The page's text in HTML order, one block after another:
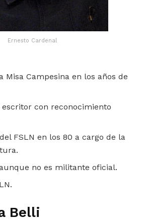
Ernesto Cardenal
Misa Campesina en los años de
escritor con reconocimiento
FSLN en los 80 a cargo de la
no es militante oficial.
Belli